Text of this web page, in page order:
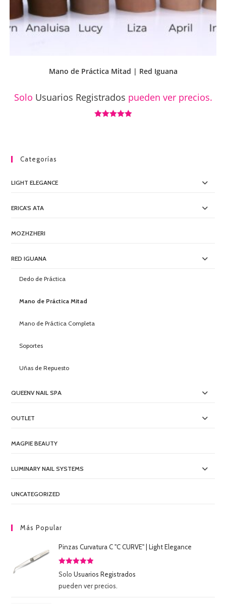
Mano de Práctica Mitad | Red Iguana
Solo Usuarios Registrados pueden ver precios.
Categorías
LIGHT ELEGANCE
ERICA'S ATA
MOZHZHERI
RED IGUANA
Dedo de Práctica
Mano de Práctica Mitad
Mano de Práctica Completa
Soportes
Uñas de Repuesto
QUEENV NAIL SPA
OUTLET
MAGPIE BEAUTY
LUMINARY NAIL SYSTEMS
UNCATEGORIZED
Más Popular
Pinzas Curvatura C "C CURVE" | Light Elegance
Valorado
5.00
5
SoloUsuarios Registrados
pueden ver precios.